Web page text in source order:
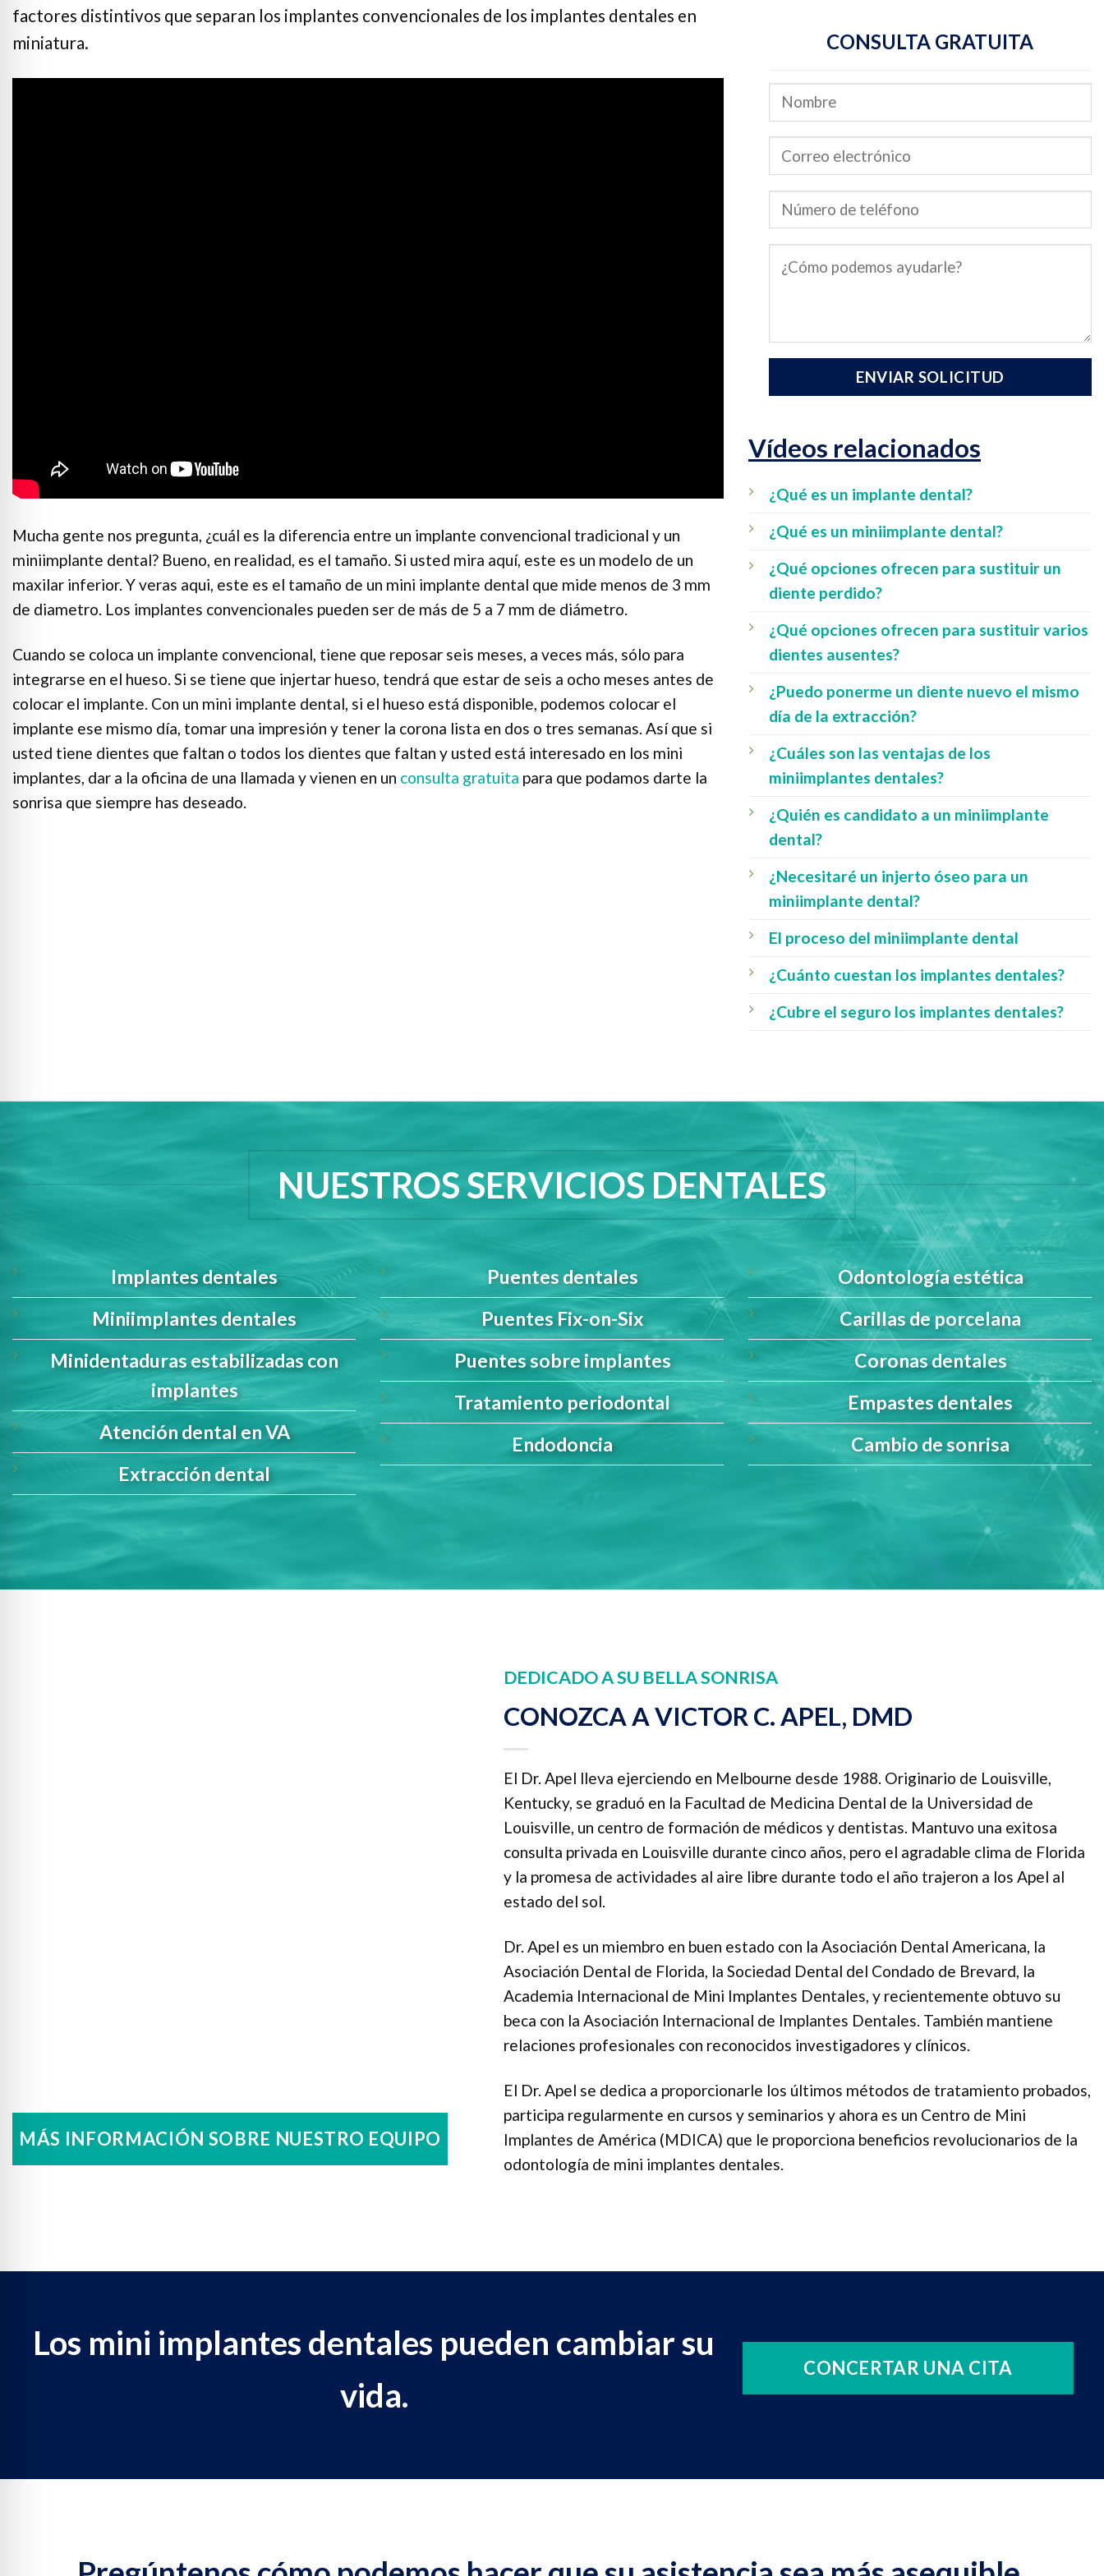
factores distintivos que separan los implantes convencionales de los implantes dentales en
miniatura.
Mucha gente nos pregunta, ¿cuál es la diferencia entre un implante convencional tradicional y un
miniimplante dental? Bueno, en realidad, es el tamaño. Si usted mira aquí, este es un modelo de un
maxilar inferior. Y veras aqui, este es el tamaño de un mini implante dental que mide menos de 3 mm
de diametro. Los implantes convencionales pueden ser de más de 5 a 7 mm de diámetro.
Cuando se coloca un implante convencional, tiene que reposar seis meses, a veces más, sólo para
integrarse en el hueso. Si se tiene que injertar hueso, tendrá que estar de seis a ocho meses antes de
colocar el implante. Con un mini implante dental, si el hueso está disponible, podemos colocar el
implante ese mismo día, tomar una impresión y tener la corona lista en dos o tres semanas. Así que si
usted tiene dientes que faltan o todos los dientes que faltan y usted está interesado en los mini
implantes, dar a la oficina de una llamada y vienen en un consulta gratuita para que podamos darte la
sonrisa que siempre has deseado.
CONSULTA GRATUITA
Vídeos relacionados
¿Qué es un implante dental?
¿Qué es un miniimplante dental?
¿Qué opciones ofrecen para sustituir un
diente perdido?
¿Qué opciones ofrecen para sustituir varios
dientes ausentes?
¿Puedo ponerme un diente nuevo el mismo
día de la extracción?
¿Cuáles son las ventajas de los
miniimplantes dentales?
¿Quién es candidato a un miniimplante
dental?
¿Necesitaré un injerto óseo para un
miniimplante dental?
El proceso del miniimplante dental
¿Cuánto cuestan los implantes dentales?
¿Cubre el seguro los implantes dentales?
NUESTROS SERVICIOS DENTALES
Implantes dentales
Miniimplantes dentales
Minidentaduras estabilizadas con
implantes
Atención dental en VA
Extracción dental
Puentes dentales
Puentes Fix-on-Six
Puentes sobre implantes
Tratamiento periodontal
Endodoncia
Odontología estética
Carillas de porcelana
Coronas dentales
Empastes dentales
Cambio de sonrisa
MÁS INFORMACIÓN SOBRE NUESTRO EQUIPO
DEDICADO A SU BELLA SONRISA
CONOZCA A VICTOR C. APEL, DMD
El Dr. Apel lleva ejerciendo en Melbourne desde 1988. Originario de Louisville,
Kentucky, se graduó en la Facultad de Medicina Dental de la Universidad de
Louisville, un centro de formación de médicos y dentistas. Mantuvo una exitosa
consulta privada en Louisville durante cinco años, pero el agradable clima de Florida
y la promesa de actividades al aire libre durante todo el año trajeron a los Apel al
estado del sol.
Dr. Apel es un miembro en buen estado con la Asociación Dental Americana, la
Asociación Dental de Florida, la Sociedad Dental del Condado de Brevard, la
Academia Internacional de Mini Implantes Dentales, y recientemente obtuvo su
beca con la Asociación Internacional de Implantes Dentales. También mantiene
relaciones profesionales con reconocidos investigadores y clínicos.
El Dr. Apel se dedica a proporcionarle los últimos métodos de tratamiento probados,
participa regularmente en cursos y seminarios y ahora es un Centro de Mini
Implantes de América (MDICA) que le proporciona beneficios revolucionarios de la
odontología de mini implantes dentales.
Los mini implantes dentales pueden cambiar su
vida.
CONCERTAR UNA CITA